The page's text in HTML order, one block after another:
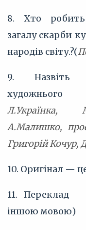
8. Хто
загалу скарби
народів світу.?(
9. Назвіть
Л.Українка,
А.Малишко,
Григорій Кочур,
10. Оригінал —
11. Переклад
іншою мовою)